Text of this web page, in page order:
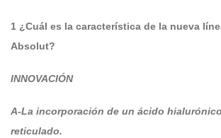
1 ¿Cuál es la característica de la nueva
Absolut?
INNOVACIÓN
A-La incorporación de un ácido
reticulado.